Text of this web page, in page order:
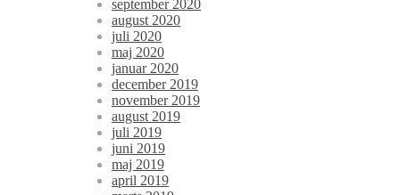
september 2020
august 2020
juli 2020
maj 2020
januar 2020
december 2019
november 2019
august 2019
juli 2019
juni 2019
maj 2019
april 2019